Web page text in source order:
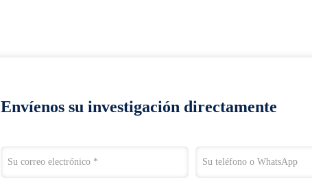
Envíenos su investigación directamente